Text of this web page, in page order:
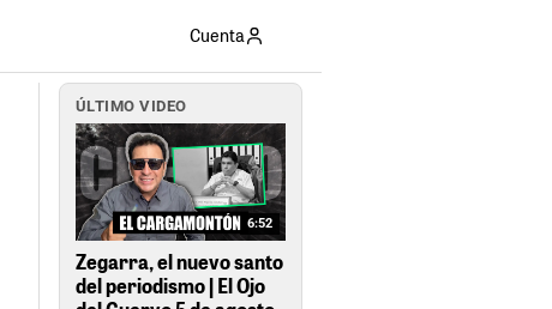
Cuenta
ÚLTIMO VIDEO
6:52
Zegarra, el nuevo santo
del periodismo | El Ojo